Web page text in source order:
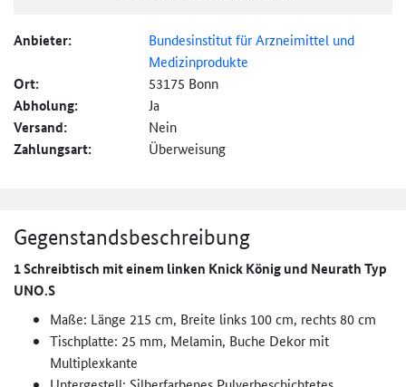
Anbieter:
Bundesinstitut für Arzneimittel und
Medizinprodukte
Ort: 53175 Bonn
Abholung: Ja
Versand: Nein
Zahlungsart: Überweisung
Gegenstandsbeschreibung
1 Schreibtisch mit einem linken Knick König und Neurath Typ
UNO.S
Maße: Länge 215 cm, Breite links 100 cm, rechts 80 cm
Tischplatte: 25 mm, Melamin, Buche Dekor mit
Multiplexkante